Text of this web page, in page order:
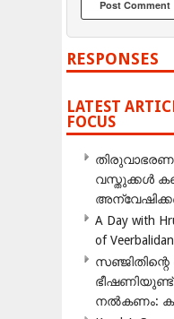
RESPONSES
LATEST
FOCUS
വസ്തുക്കൾ
A Day with
of
നൽകണം: